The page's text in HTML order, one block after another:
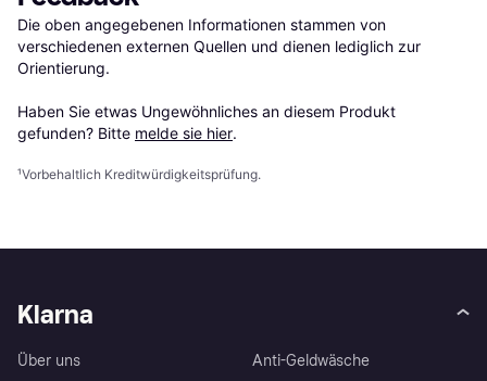
Die oben angegebenen Informationen stammen von
verschiedenen externen Quellen und dienen lediglich zur
Orientierung.
Haben Sie etwas Ungewöhnliches an diesem Produkt
gefunden? Bitte melde sie hier.
¹Vorbehaltlich Kreditwürdigkeitsprüfung.
Klarna
Über uns
Anti-Geldwäsche